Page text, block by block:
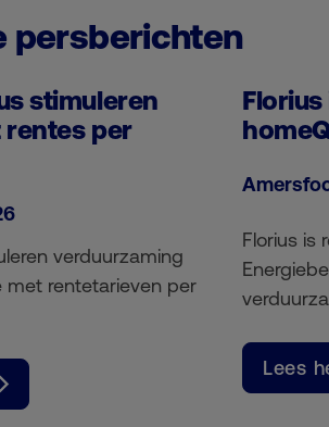
persberichten
stimuleren
rentes per
verduurzaming
met rentetarieven per
Florius is
Lees